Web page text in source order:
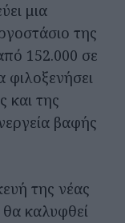
μια
της
152.000 σε
φιλοξενήσει
και της
βαφής
της νέας
καλυφθεί